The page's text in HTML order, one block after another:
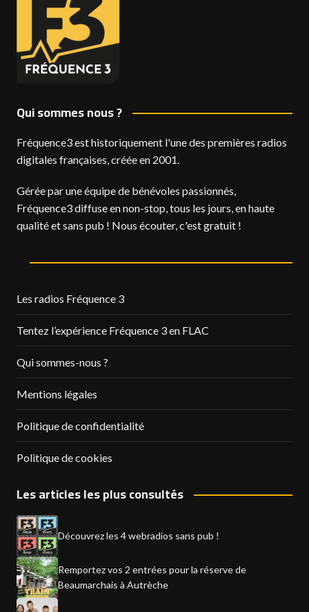
Qui sommes nous ?
Fréquence3 est historiquement l'une des premières radios
digitales françaises, créée en 2001.
Gérée par une équipe de bénévoles passionnés,
Fréquence3 diffuse en non-stop, tous les jours, en haute
qualité et sans pub ! Nous écouter, c'est gratuit !
Les radios Fréquence 3
Tentez l’expérience Fréquence 3 en FLAC
Qui sommes-nous ?
Mentions légales
Politique de confidentialité
Politique de cookies
Les articles les plus consultés
Découvrez les 4 webradios sans pub !
Remportez vos 2 entrées pour la réserve de
Beaumarchais à Autrèche